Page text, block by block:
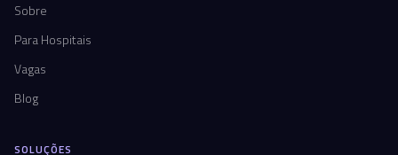
Sobre
Para Hospitais
Vagas
Blog
SOLUÇÕES